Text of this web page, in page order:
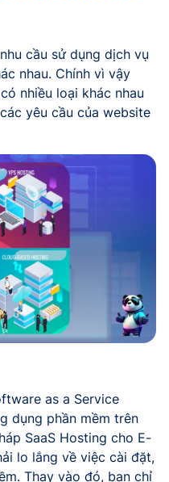
cầu sử dụng dịch vụ
nhau. Chính vì vậy
nhiều loại khác nhau
yêu cầu của website
as a Service
dụng phần mềm trên
SaaS Hosting cho E-
lo lắng về việc cài đặt,
Thay vào đó, bạn chỉ